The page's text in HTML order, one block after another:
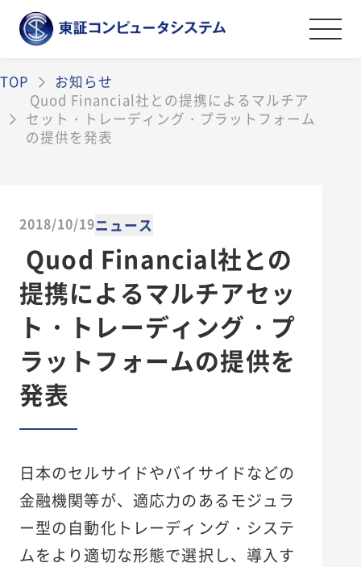
事業紹介
金融証券システムソリューション
金融証券データソリューション
その他のソリューション
導入事例
ごあいさつ
会社案内・アクセス
沿革
弊社の取組み
採用情報
ライフワークバランスと福利厚生・社内
制度
社員を知る
新卒採用
キャリア採用
資料ダウンロード
お問い合わせ
TOP
お知らせ
Quod Financial社との提携によるマルチア
セット・トレーディング・プラットフォーム
の提供を発表
2018/10/19ニュース
Quod Financial社との
提携によるマルチアセッ
ト・トレーディング・プ
ラットフォームの提供を
発表
日本のセルサイドやバイサイドなどの
金融機関等が、適応力のあるモジュラ
ー型の自動化トレーディング・システ
ムをより適切な形態で選択し、導入す